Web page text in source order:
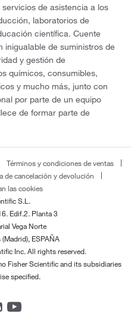
de asistencia a los
laboratorios de
científica. Cuente
de suministros de
y gestión de
químicos, consumibles,
y mucho más, junto con
por parte de un equipo
de formar parte de
Términos y condiciones de ventas
de cancelación y devolución
las cookies
S.L.
Edif.2. Planta 3
Vega Norte
ESPAÑA
Inc. All rights reserved.
Fisher Scientific and its subsidiaries
specified.